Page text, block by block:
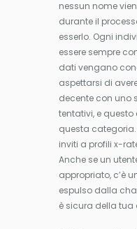
nessun nome
durante il
esserlo. Ogni
essere sempre
dati vengano
aspettarsi di
decente con uno
tentativi, e questo
questa categoria.
inviti a profili x-
Anche se un
appropriato, c’è
espulso dalla
è sicura della tua